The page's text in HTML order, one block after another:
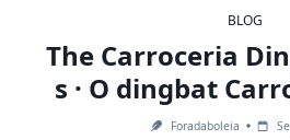
BLOG
The Carroceria
s · O dingbat
Foradaboleia